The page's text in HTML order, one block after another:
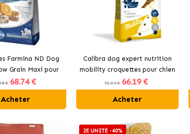
Farmina ND Dog
Grain Maxi pour
à la morue
€ 68.74 €
Acheter
Calibra dog expert nutrition
mobility croquettes pour chien
73.54 € 66.19 €
Acheter
2E UNITÉ -40%